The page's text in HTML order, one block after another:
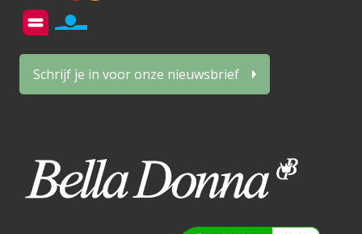
Schrijf je in voor onze nieuwsbrief